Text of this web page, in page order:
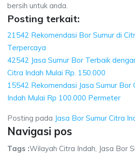
bersih untuk anda.
Posting terkait:
21542 Rekomendasi Bor Sumur di
Terpercaya
42542 Jasa Sumur Bor Terbaik
Citra Indah Mulai Rp. 150.000
15542 Rekomendasi Jasa Sumur Bor
Indah Mulai Rp 100.000 Permeter
Posting pada Jasa Bor Sumur Citra
Navigasi pos
Tags :Wilayah Citra Indah, Jasa Bor